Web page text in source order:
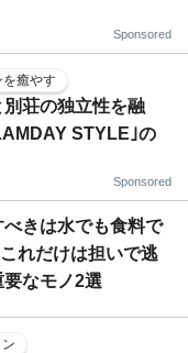
Sponsored
を癒やす
荘の独立性を融
STYLE｣の
Sponsored
きは水でも食料で
れだけは担いで逃
なモノ2選